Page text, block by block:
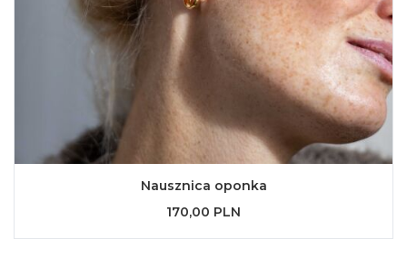
Nausznica oponka
170,00 PLN